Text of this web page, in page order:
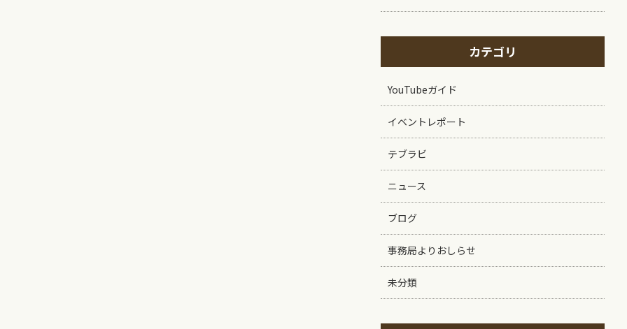
カテゴリ
YouTubeガイド
イベントレポート
テブラビ
ニュース
ブログ
事務局よりおしらせ
未分類